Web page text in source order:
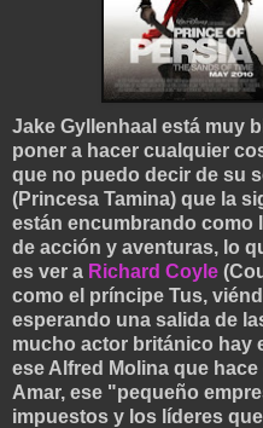
Jake Gyllenhaal está muy
poner a hacer cualquier
que no puedo decir de su
(Princesa Tamina) que la
están encumbrando como
de acción y aventuras, lo
es ver a Richard Coyle
como el príncipe Tus,
esperando una salida de
mucho actor británico hay
ese Alfred Molina que
Amar, ese "pequeño
impuestos y los líderes